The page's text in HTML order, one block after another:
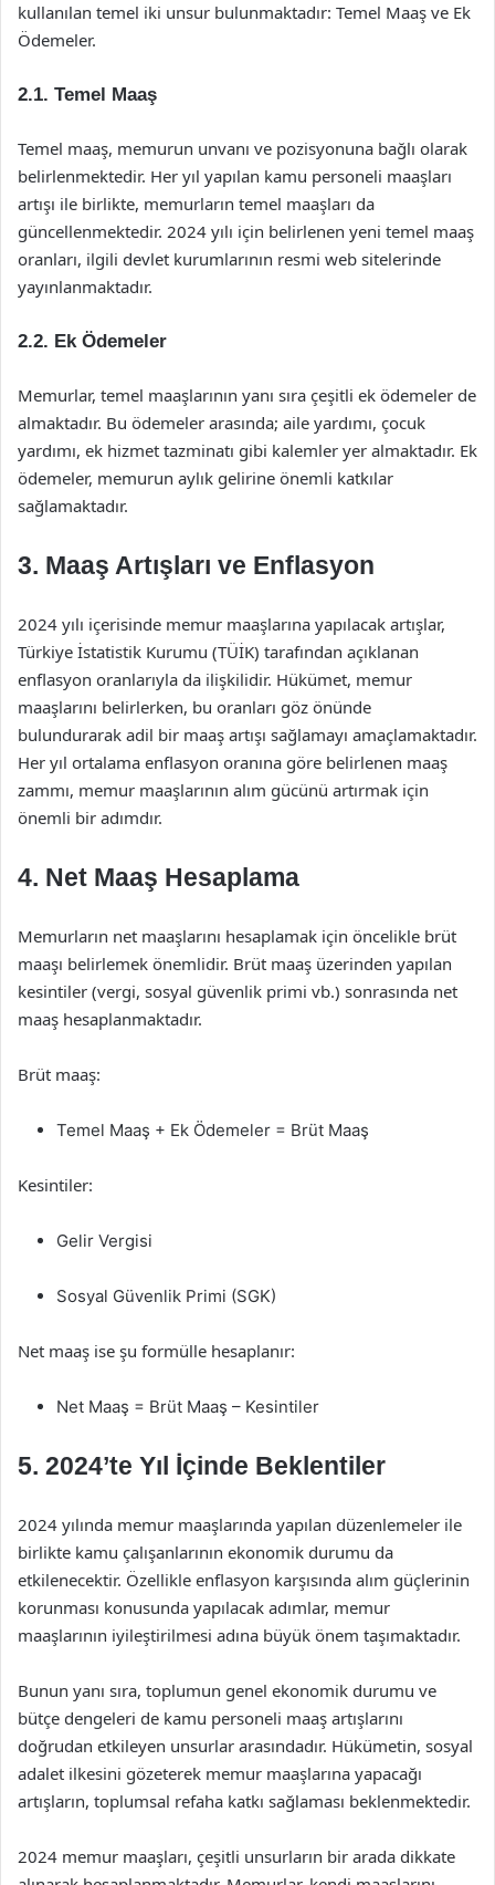
kullanılan temel iki unsur bulunmaktadır: Temel Maaş ve Ek
Ödemeler.
2.1. Temel Maaş
Temel maaş, memurun unvanı ve pozisyonuna bağlı olarak
belirlenmektedir. Her yıl yapılan kamu personeli maaşları
artışı ile birlikte, memurların temel maaşları da
güncellenmektedir. 2024 yılı için belirlenen yeni temel maaş
oranları, ilgili devlet kurumlarının resmi web sitelerinde
yayınlanmaktadır.
2.2. Ek Ödemeler
Memurlar, temel maaşlarının yanı sıra çeşitli ek ödemeler de
almaktadır. Bu ödemeler arasında; aile yardımı, çocuk
yardımı, ek hizmet tazminatı gibi kalemler yer almaktadır. Ek
ödemeler, memurun aylık gelirine önemli katkılar
sağlamaktadır.
3. Maaş Artışları ve Enflasyon
2024 yılı içerisinde memur maaşlarına yapılacak artışlar,
Türkiye İstatistik Kurumu (TÜİK) tarafından açıklanan
enflasyon oranlarıyla da ilişkilidir. Hükümet, memur
maaşlarını belirlerken, bu oranları göz önünde
bulundurarak adil bir maaş artışı sağlamayı amaçlamaktadır.
Her yıl ortalama enflasyon oranına göre belirlenen maaş
zammı, memur maaşlarının alım gücünü artırmak için
önemli bir adımdır.
4. Net Maaş Hesaplama
Memurların net maaşlarını hesaplamak için öncelikle brüt
maaşı belirlemek önemlidir. Brüt maaş üzerinden yapılan
kesintiler (vergi, sosyal güvenlik primi vb.) sonrasında net
maaş hesaplanmaktadır.
Brüt maaş:
Temel Maaş + Ek Ödemeler = Brüt Maaş
Kesintiler:
Gelir Vergisi
Sosyal Güvenlik Primi (SGK)
Net maaş ise şu formülle hesaplanır:
Net Maaş = Brüt Maaş – Kesintiler
5. 2024’te Yıl İçinde Beklentiler
2024 yılında memur maaşlarında yapılan düzenlemeler ile
birlikte kamu çalışanlarının ekonomik durumu da
etkilenecektir. Özellikle enflasyon karşısında alım güçlerinin
korunması konusunda yapılacak adımlar, memur
maaşlarının iyileştirilmesi adına büyük önem taşımaktadır.
Bunun yanı sıra, toplumun genel ekonomik durumu ve
bütçe dengeleri de kamu personeli maaş artışlarını
doğrudan etkileyen unsurlar arasındadır. Hükümetin, sosyal
adalet ilkesini gözeterek memur maaşlarına yapacağı
artışların, toplumsal refaha katkı sağlaması beklenmektedir.
2024 memur maaşları, çeşitli unsurların bir arada dikkate